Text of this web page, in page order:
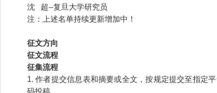
沈 超--复旦大学研究员
注：上述名单持续更新增加中！
征文方向
征文流程
征集流程
1. 作者提交信息表和摘要或全文，按规定提交至指定
码投稿。